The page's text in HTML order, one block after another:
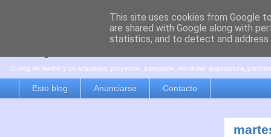
es por madrid
El blog de Madrid y su actualidad, proyectos, transporte, movilidad, arquitectura,
Este blog Anunciarse Contacto
This site uses cookies from Google
are shared with Google along with
statistics, and to detect and address